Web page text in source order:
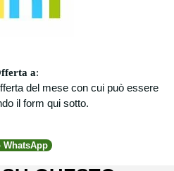
a:
del mese con cui può essere
il form qui sotto.
WhatsApp